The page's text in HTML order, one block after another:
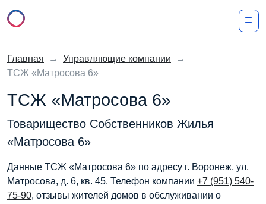
Главная → Управляющие компании
→
ТСЖ «Матросова 6»
ТСЖ «Матросова 6»
Товарищество Собственников Жилья
«Матросова 6»
Данные ТСЖ «Матросова 6» по адресу г. Воронеж, ул.
Матросова, д. 6, кв. 45. Телефон компании +7 (951) 540-
75-90, отзывы жителей домов в обслуживании о